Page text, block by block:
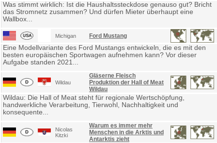
Was stimmt wirklich: Ist die Haushaltssteckdose genauso gut? Bricht
das Stromnetz zusammen? Und dürfen Mieter überhaupt eine
Wallbox...
Michigan Ford Mustang
Eine Modellvariante des Ford Mustangs entwickeln, die es mit den
besten europäischen Sportwagen aufnehmen kann? Vor dieser
Aufgabe standen 2021...
Wildau
Gläserne Fleisch
Produktion der Hall of Meat
Wildau
Wildau: Die Hall of Meat steht für regionale Wertschöpfung,
handwerkliche Verarbeitung, Tierwohl, Nachhaltigkeit und
konsequente...
Nicolas
Kitzki
Warum es immer mehr
Menschen in die Arktis und
Antarktis zieht